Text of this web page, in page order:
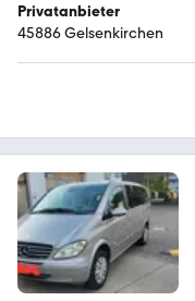
Privatanbieter
45886 Gelsenkirchen